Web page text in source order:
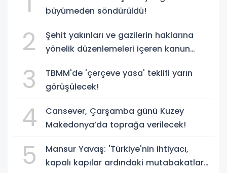
büyümeden söndürüldü!
2
Şehit yakınları ve gazilerin haklarına
yönelik düzenlemeleri içeren kanun
3
TBMM'de 'çerçeve yasa' teklifi yarın
görüşülecek!
4
Cansever, Çarşamba günü Kuzey
Makedonya’da toprağa verilecek!
5
Mansur Yavaş: 'Türkiye'nin ihtiyacı,
kapalı kapılar ardındaki mutabakatlar